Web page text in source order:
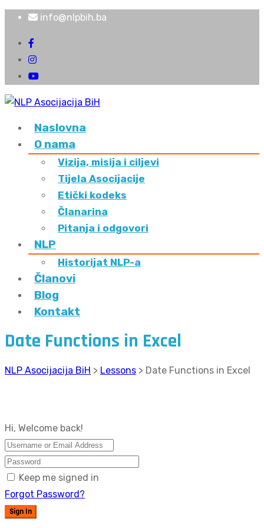
info@nlpbih.ba
Naslovna
O nama
Vizija, misija i ciljevi
Tijela Asocijacije
Etički kodeks
Članarina
Pitanja i odgovori
NLP
Historijat NLP-a
Članovi
Blog
Kontakt
Date Functions in Excel
NLP Asocijacija BiH > Lessons > Date Functions in Excel
Hi, Welcome back!
Keep me signed in
Forgot Password?
Sign In